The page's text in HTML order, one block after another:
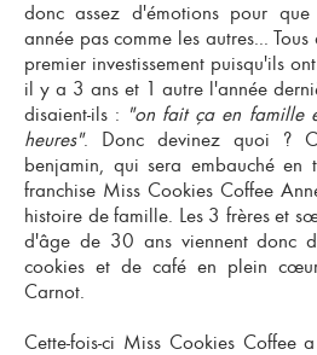
donc assez d'émotions pour
année pas comme les autres...
premier investissement puisqu'ils
il y a 3 ans et 1 autre l'année
disaient-ils : "on fait ça en famille
heures". Donc devinez quoi ?
benjamin, qui sera embauché
franchise Miss Cookies Coffee
histoire de famille. Les 3 frères et
d'âge de 30 ans viennent donc
cookies et de café en plein
Carnot.
Cette-fois-ci Miss Cookies Coffee